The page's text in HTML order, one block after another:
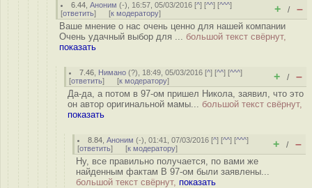
6.44 ,Аноним (-), 16:57, 05/03/2016 [^] [^^] [^^^]
[ответить] [к модератору] + / –
Ваше мнение о нас очень ценно для нашей компании
Очень удачный выбор для ... большой текст свёрнут,
показать
7.46 Нимано (?), 18:49, 05/03/2016 [^] [^^] [^^^]
[ответить] [к модератору] + / –
Да-да, а потом в 97-ом пришел Никола, заявил, что это
он автор оригинальной мамы... большой текст свёрнут,
показать
8.84 ,Аноним (-), 01:41, 07/03/2016 [^] [^^] [^^^]
[ответить] [к модератору] + / –
Ну, все правильно получается, по вами же
найденным фактам В 97-ом были заявлены...
большой текст свёрнут, показать